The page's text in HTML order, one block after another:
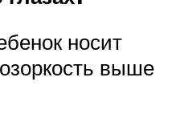
носит
выше